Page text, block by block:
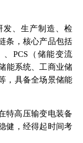
、生产制造、检
条，核心产品包括
PCS（储能变流
能系统、工商业储
，具备全场景储能
高压输变电装备
健，经得起时间考